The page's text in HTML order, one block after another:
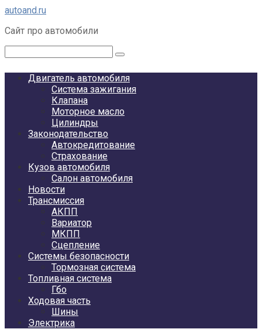
Перейти
контенту
autoand.ru
Сайт про автомобили
Двигатель автомобиля
Система зажигания
Клапана
Моторное масло
Цилиндры
Законодательство
Автокредитование
Страхование
Кузов автомобиля
Салон автомобиля
Новости
Трансмиссия
АКПП
Вариатор
МКПП
Сцепление
Системы безопасности
Тормозная система
Топливная система
Гбо
Ходовая часть
Шины
Электрика